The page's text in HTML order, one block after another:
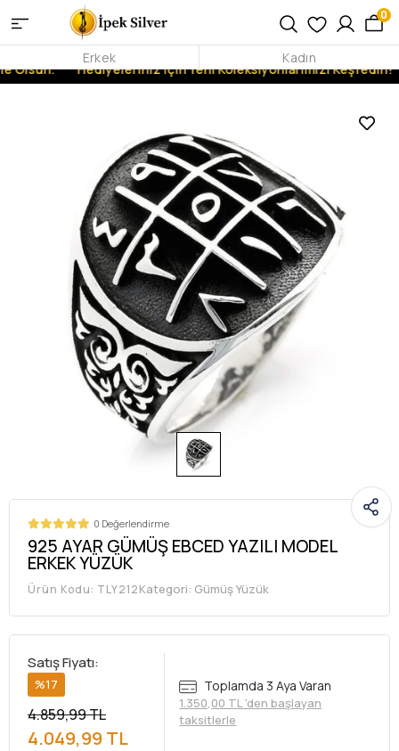
Olsun. Hediyeleriniz İçin Yeni Koleksiyonlarımızı Keşfedin!
0
Erkek Kadın
0 Değerlendirme
925 AYAR GÜMÜŞ EBCED YAZILI MODEL
ERKEK YÜZÜK
Ürün Kodu: TLY212Kategori: Gümüş Yüzük
Satış Fiyatı:
%17
4.859,99 TL
4.049,99 TL
Toplamda 3 Aya Varan
1.350,00 TL 'den başlayan
taksitlerle